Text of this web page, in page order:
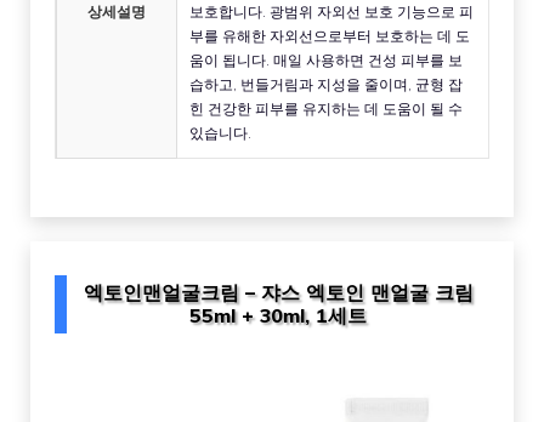
상세설명
보호합니다. 광범위 자외선 보호 기능으로 피
부를 유해한 자외선으로부터 보호하는 데 도
움이 됩니다. 매일 사용하면 건성 피부를 보
습하고, 번들거림과 지성을 줄이며, 균형 잡
힌 건강한 피부를 유지하는 데 도움이 될 수
있습니다.
엑토인맨얼굴크림 – 쟈스 엑토인 맨얼굴 크림
55ml + 30ml, 1세트